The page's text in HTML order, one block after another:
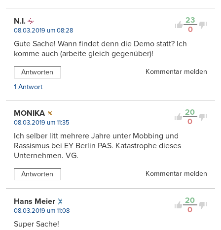
23
0
N.I.
08.03.2019 um 08:28
Gute Sache! Wann findet denn die Demo statt? Ich
komme auch (arbeite gleich gegenüber)!
Antworten
Kommentar melden
1 Antwort
20
0
MONIKA
08.03.2019 um 11:35
Ich selber litt mehrere Jahre unter Mobbing und
Rassismus bei EY Berlin PAS. Katastrophe dieses
Unternehmen. VG.
Antworten Kommentar melden
20
0
Hans Meier
08.03.2019 um 11:08
Super Sache!